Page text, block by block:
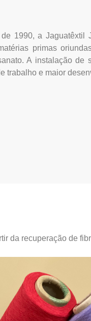
1990, a Jaguatêxtil
primas
A instalação de
trabalho e maior
da recuperação de